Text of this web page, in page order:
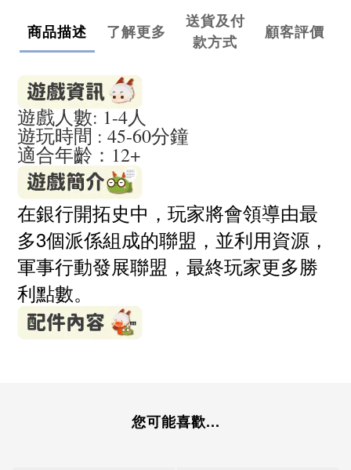
商品描述 了解更多
送貨及付
款方式
顧客評價
遊戲人數: 1-4人
遊玩時間 : 45-60分鐘
適合年齡：12+
在銀行開拓史中，玩家將會領導由最
多3個派係組成的聯盟，並利用資源，
軍事行動發展聯盟，最終玩家更多勝
利點數。
您可能喜歡...